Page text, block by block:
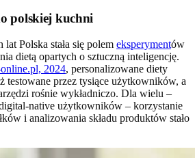
polskiej kuchni
Polska stała się polem eksperymentów
dietą opartych o sztuczną inteligencję.
2024, personalizowane diety
testowane przez tysiące użytkowników, a
rośnie wykładniczo. Dla wielu –
native użytkowników – korzystanie
i analizowania składu produktów stało